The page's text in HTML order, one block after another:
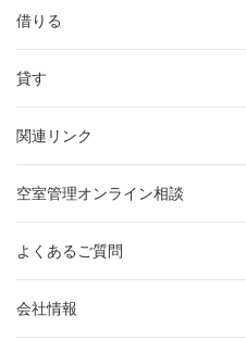
借りる
貸す
関連リンク
空室管理オンライン相談
よくあるご質問
会社情報